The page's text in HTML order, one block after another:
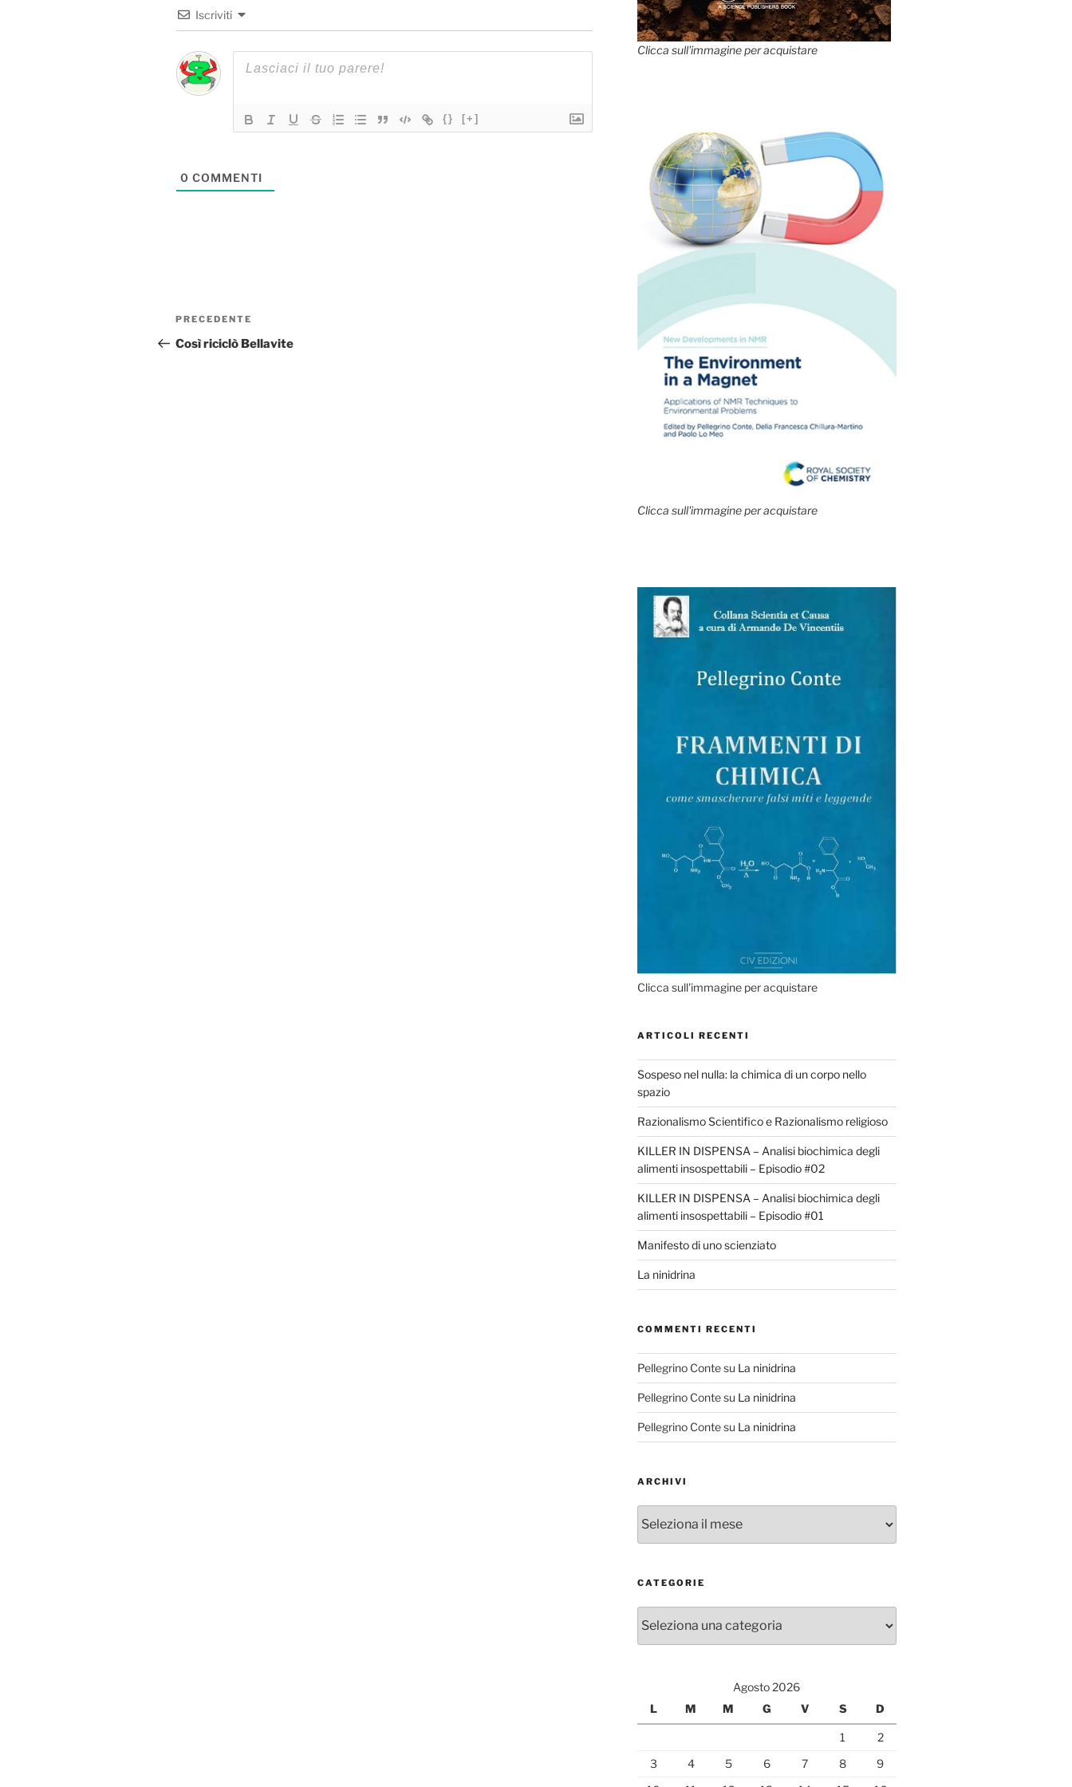
Iscriviti
{} [+]
0 COMMENTI
Navigazione
articoli
Articolo
precedente:
PRECEDENTE
Così riciclò Bellavite
Clicca sull'immagine per acquistare
Clicca sull'immagine per acquistare
Clicca sull'immagine per acquistare
ARTICOLI RECENTI
Sospeso nel nulla: la chimica di un corpo nello
spazio
Razionalismo Scientifico e Razionalismo religioso
KILLER IN DISPENSA – Analisi biochimica degli
alimenti insospettabili – Episodio #02
KILLER IN DISPENSA – Analisi biochimica degli
alimenti insospettabili – Episodio #01
Manifesto di uno scienziato
La ninidrina
COMMENTI RECENTI
Pellegrino Contesu La ninidrina
Pellegrino Contesu La ninidrina
Pellegrino Contesu La ninidrina
ARCHIVI
CATEGORIE
Agosto 2026
L
M M G V S D
1
2
3
4 5 6 7 8
9